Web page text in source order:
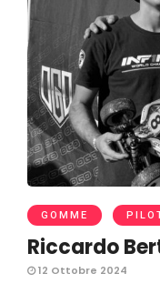
GOMME
Riccardo
12 Ottobre 2024